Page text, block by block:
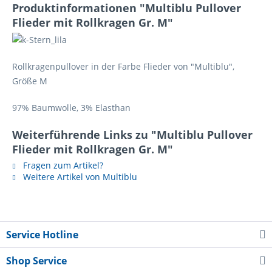
Produktinformationen "Multiblu Pullover
Flieder mit Rollkragen Gr. M"
Rollkragenpullover in der Farbe Flieder von "Multiblu",
Größe M
97% Baumwolle, 3% Elasthan
Weiterführende Links zu "Multiblu Pullover
Flieder mit Rollkragen Gr. M"
Fragen zum Artikel?
Weitere Artikel von Multiblu
Service Hotline
Shop Service